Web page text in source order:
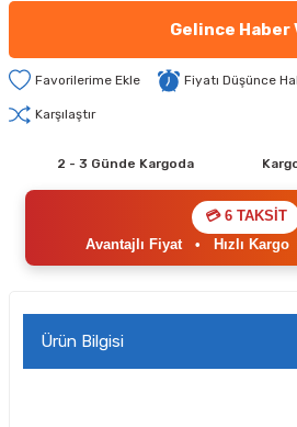
Gelince Haber
Fiyatı Düşünce
Karşılaştır
2 - 3 Günde Kargoda
💳 6 TAKSİT
Avantajlı Fiyat• Hızlı Kargo
Ürün Bilgisi